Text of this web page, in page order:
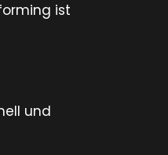
ist
und